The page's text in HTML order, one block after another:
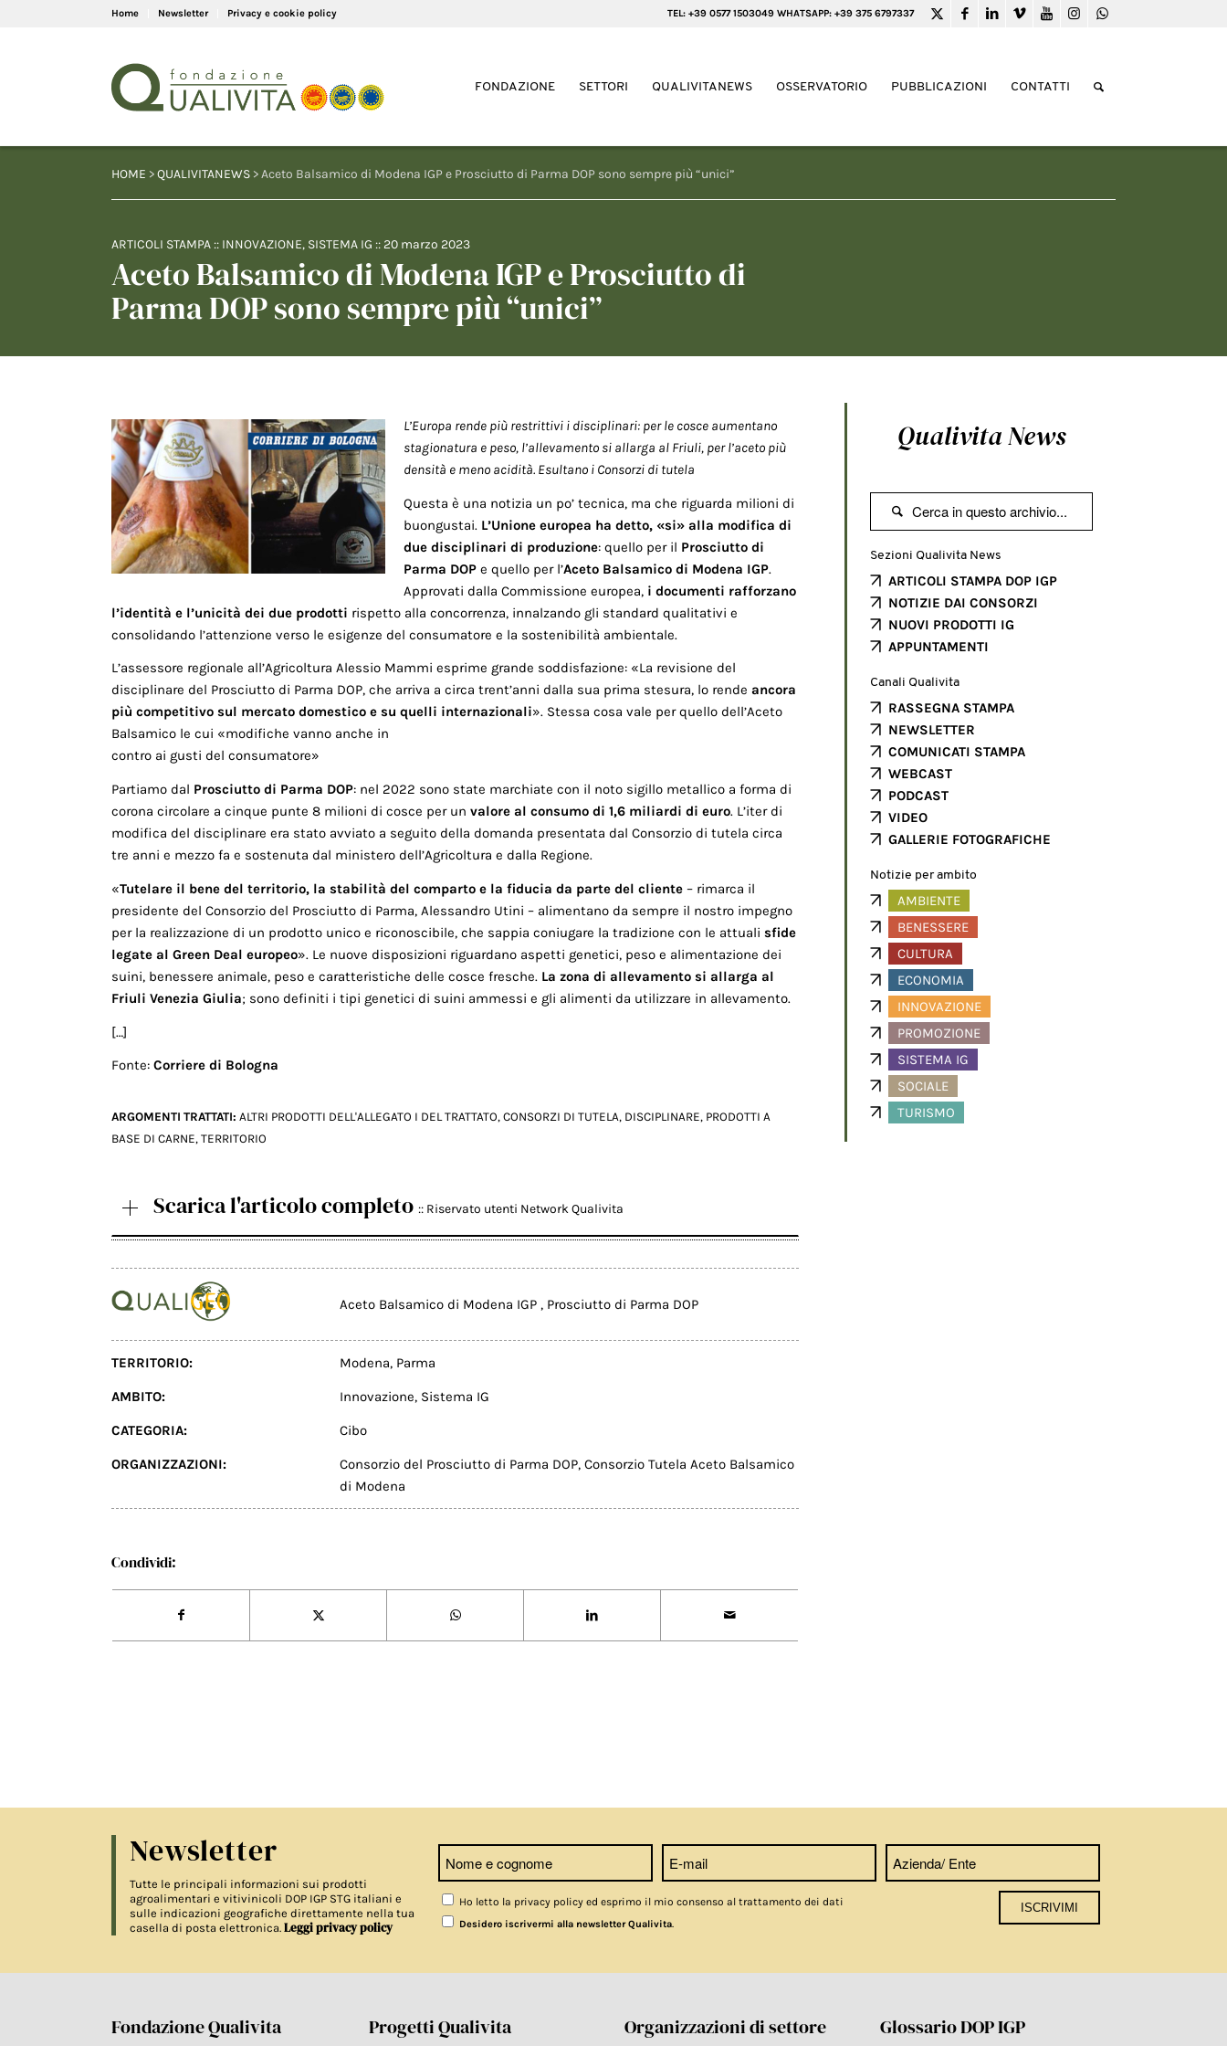
Home Newsletter Privacy e cookie policy TEL: +39 0577 1503049 WHATSAPP: +39 375 6797337
FONDAZIONE SETTORI QUALIVITANEWS OSSERVATORIO PUBBLICAZIONI CONTATTI
HOME >QUALIVITANEWS > Aceto Balsamico di Modena IGP e Prosciutto di Parma DOP sono sempre più “unici”
ARTICOLI STAMPA :: INNOVAZIONE, SISTEMA IG :: 20 marzo 2023
Aceto Balsamico di Modena IGP e Prosciutto di
Parma DOP sono sempre più “unici”
L’Europa rende più restrittivi i disciplinari: per le cosce aumentano
stagionatura e peso, l’allevamento si allarga al Friuli, per l’aceto più
densità e meno acidità. Esultano i Consorzi di tutela
Questa è una notizia un po’ tecnica, ma che riguarda milioni di
buongustai. L’Unione europea ha detto, «si» alla modifica di
due disciplinari di produzione: quello per il Prosciutto di
Parma DOP e quello per l’Aceto Balsamico di Modena IGP.
Approvati dalla Commissione europea, i documenti rafforzano
l’identità e l’unicità dei due prodotti rispetto alla concorrenza, innalzando gli standard qualitativi e
consolidando l’attenzione verso le esigenze del consumatore e la sostenibilità ambientale.
L’assessore regionale all’Agricoltura Alessio Mammi esprime grande soddisfazione: «La revisione del
disciplinare del Prosciutto di Parma DOP, che arriva a circa trent’anni dalla sua prima stesura, lo rende ancora
più competitivo sul mercato domestico e su quelli internazionali». Stessa cosa vale per quello dell’Aceto
Balsamico le cui «modifiche vanno anche in
contro ai gusti del consumatore»
Partiamo dal Prosciutto di Parma DOP: nel 2022 sono state marchiate con il noto sigillo metallico a forma di
corona circolare a cinque punte 8 milioni di cosce per un valore al consumo di 1,6 miliardi di euro. L’iter di
modifica del disciplinare era stato avviato a seguito della domanda presentata dal Consorzio di tutela circa
tre anni e mezzo fa e sostenuta dal ministero dell’Agricoltura e dalla Regione.
«Tutelare il bene del territorio, la stabilità del comparto e la fiducia da parte del cliente – rimarca il
presidente del Consorzio del Prosciutto di Parma, Alessandro Utini – alimentano da sempre il nostro impegno
per la realizzazione di un prodotto unico e riconoscibile, che sappia coniugare la tradizione con le attuali sfide
legate al Green Deal europeo». Le nuove disposizioni riguardano aspetti genetici, peso e alimentazione dei
suini, benessere animale, peso e caratteristiche delle cosce fresche. La zona di allevamento si allarga al
Friuli Venezia Giulia; sono definiti i tipi genetici di suini ammessi e gli alimenti da utilizzare in allevamento.
[…]
Fonte: Corriere di Bologna
ARGOMENTI TRATTATI: ALTRI PRODOTTI DELL'ALLEGATO I DEL TRATTATO, CONSORZI DI TUTELA, DISCIPLINARE, PRODOTTI A
BASE DI CARNE, TERRITORIO
Scarica l'articolo completo :: Riservato utenti Network Qualivita
Aceto Balsamico di Modena IGP , Prosciutto di Parma DOP
TERRITORIO: Modena, Parma
AMBITO: Innovazione, Sistema IG
CATEGORIA: Cibo
ORGANIZZAZIONI: Consorzio del Prosciutto di Parma DOP, Consorzio Tutela Aceto Balsamico
di Modena
Condividi:
Qualivita News

Sezioni Qualivita News
ARTICOLI STAMPA DOP IGP
NOTIZIE DAI CONSORZI
NUOVI PRODOTTI IG
APPUNTAMENTI
Canali Qualivita
RASSEGNA STAMPA
NEWSLETTER
COMUNICATI STAMPA
WEBCAST
PODCAST
VIDEO
GALLERIE FOTOGRAFICHE
Notizie per ambito
AMBIENTE
BENESSERE
CULTURA
ECONOMIA
INNOVAZIONE
PROMOZIONE
SISTEMA IG
SOCIALE
TURISMO
Newsletter
Tutte le principali informazioni sui prodotti
agroalimentari e vitivinicoli DOP IGP STG italiani e
sulle indicazioni geografiche direttamente nella tua
casella di posta elettronica. Leggi privacy policy
Ho letto la privacy policy ed esprimo il mio consenso al trattamento dei dati
Desidero iscrivermi alla newsletter Qualivita.
Fondazione Qualivita Progetti Qualivita Organizzazioni di settore Glossario DOP IGP